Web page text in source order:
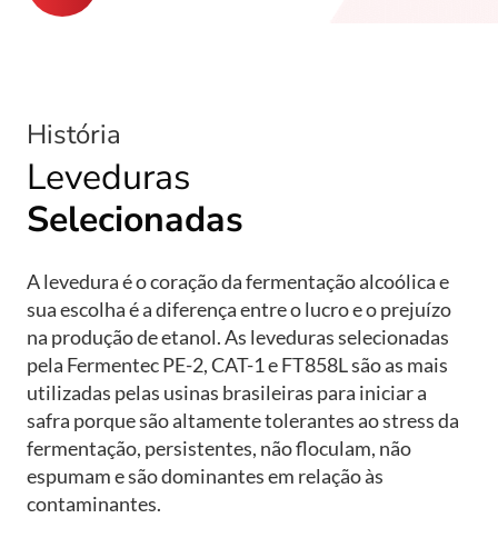
História
Leveduras
Selecionadas
A levedura é o coração da fermentação alcoólica e
sua escolha é a diferença entre o lucro e o prejuízo
na produção de etanol. As leveduras selecionadas
pela Fermentec PE-2, CAT-1 e FT858L são as mais
utilizadas pelas usinas brasileiras para iniciar a
safra porque são altamente tolerantes ao stress da
fermentação, persistentes, não floculam, não
espumam e são dominantes em relação às
contaminantes.